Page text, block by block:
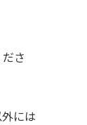
さ
には